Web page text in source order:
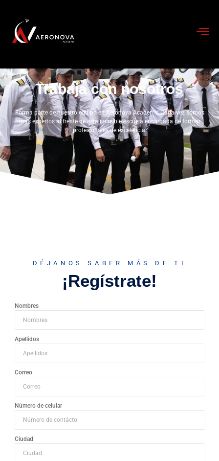
Trabaja con nosotros
Forma parte de nuestro equipo en Aeronova Academy. Cada vez somos
más expertos al frente de esta increíble escuela encargada de formar
profesionales de excelencia.
DÉJANOS SABER MÁS DE TI
¡Regístrate!
Nombres
Apellidos
Correo
Número de celular
Ciudad